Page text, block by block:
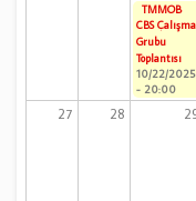
TMMOB
CBS Çalışma
Grubu
Toplantısı
10/22/2025
- 20:00
27 28